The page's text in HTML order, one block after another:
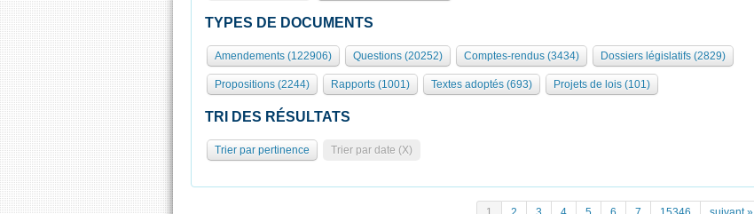
TYPES DE DOCUMENTS
Amendements (122906) Questions (20252) Comptes-rendus (3434) Dossiers législatifs (2829)
Propositions (2244) Rapports (1001) Textes adoptés (693) Projets de lois (101)
TRI DES RÉSULTATS
Trier par pertinence Trier par date (X)